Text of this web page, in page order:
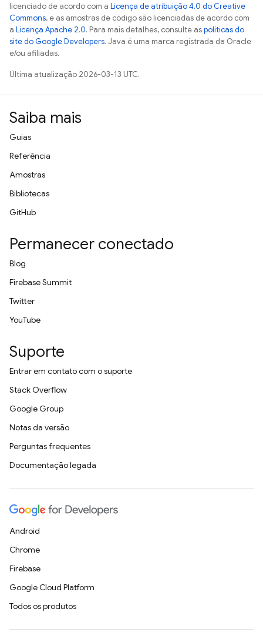
licenciado de acordo com a Licença de atribuição 4.0 do Creative
Commons, e as amostras de código são licenciadas de acordo com
a Licença Apache 2.0. Para mais detalhes, consulte aspolíticas do
site do Google Developers. Java é uma marca registrada da Oracle
e/ou afiliadas.
Última atualização 2026-03-13 UTC.
Saiba mais
Guias
Referência
Amostras
Bibliotecas
GitHub
Permanecer conectado
Blog
Firebase Summit
Twitter
YouTube
Suporte
Entrar em contato com o suporte
Stack Overflow
Google Group
Notas da versão
Perguntas frequentes
Documentação legada
Android
Chrome
Firebase
Google Cloud Platform
Todos os produtos